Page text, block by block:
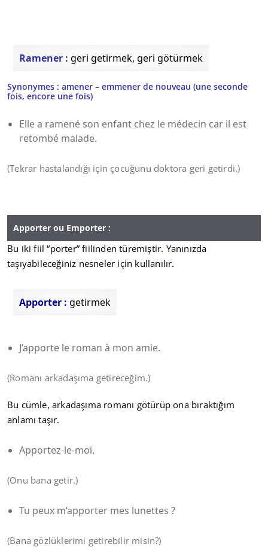
Ramener : geri getirmek, geri götürmek
Synonymes : amener – emmener de nouveau (une seconde
fois, encore une fois)
Elle a ramené son enfant chez le médecin car il est
retombé malade.
(Tekrar hastalandığı için çocuğunu doktora geri getirdi.)
Apporter ou Emporter :
Bu iki fiil “porter” fiilinden türemiştir. Yanınızda
taşıyabileceğiniz nesneler için kullanılır.
Apporter : getirmek
J’apporte le roman à mon amie.
(Romanı arkadaşıma getireceğim.)
Bu cümle, arkadaşıma romanı götürüp ona bıraktığım
anlamı taşır.
Apportez-le-moi.
(Onu bana getir.)
Tu peux m’apporter mes lunettes ?
(Bana gözlüklerimi getirebilir misin?)